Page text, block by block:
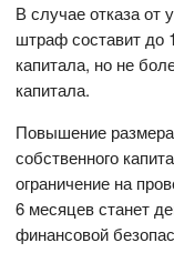
В случае отказа от
штраф составит до
капитала, но не
капитала.
Повышение
собственного
ограничение на
6 месяцев станет
финансовой